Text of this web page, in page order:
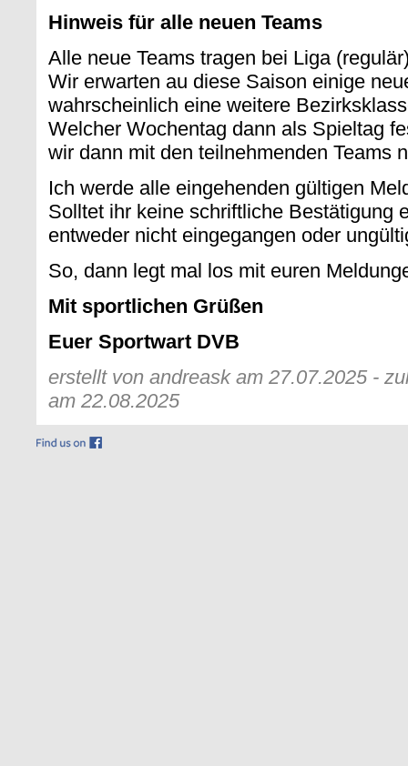
Hinweis für alle neuen Teams
Alle neue Teams tragen bei Liga
Wir erwarten au diese Saison einige
wahrscheinlich eine weitere
Welcher Wochentag dann als Spieltag
wir dann mit den teilnehmenden Teams
Ich werde alle eingehenden gültigen
Solltet ihr keine schriftliche Bestätigung
entweder nicht eingegangen oder
So, dann legt mal los mit euren
Mit sportlichen Grüßen
Euer Sportwart DVB
erstellt von andreask am 27.07.2025 -
am 22.08.2025